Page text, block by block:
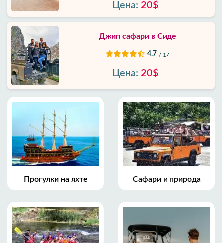
Цена: 20$
Джип сафари в Сиде
4.7 / 17
Цена: 20$
Прогулки на яхте Сафари и природа